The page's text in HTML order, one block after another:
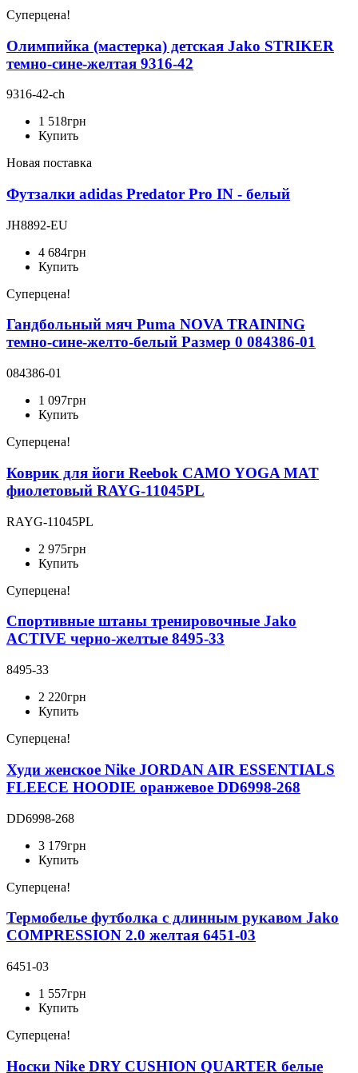
Суперцена!
Олимпийка (мастерка) детская Jako STRIKER
темно-сине-желтая 9316-42
9316-42-ch
1 518грн
Купить
Новая поставка
Футзалки adidas Predator Pro IN - белый
JH8892-EU
4 684грн
Купить
Суперцена!
Гандбольный мяч Puma NOVA TRAINING
темно-сине-желто-белый Размер 0 084386-01
084386-01
1 097грн
Купить
Суперцена!
Коврик для йоги Reebok CAMO YOGA MAT
фиолетовый RAYG-11045PL
RAYG-11045PL
2 975грн
Купить
Суперцена!
Спортивные штаны тренировочные Jako
ACTIVE черно-желтые 8495-33
8495-33
2 220грн
Купить
Суперцена!
Худи женское Nike JORDAN AIR ESSENTIALS
FLEECE HOODIE оранжевое DD6998-268
DD6998-268
3 179грн
Купить
Суперцена!
Термобелье футболка с длинным рукавом Jako
COMPRESSION 2.0 желтая 6451-03
6451-03
1 557грн
Купить
Суперцена!
Носки Nike DRY CUSHION QUARTER белые